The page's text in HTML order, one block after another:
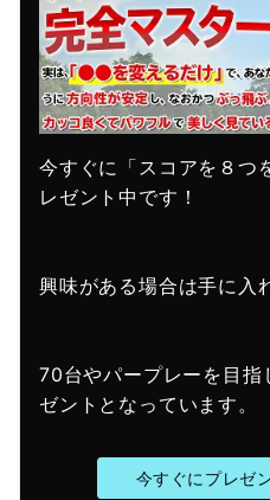
今すぐに「スコアを８つ
レゼント中です！
興味がある場合は手に入
70台やパープレーを目指
ゼントとなっています。
今すぐにプレゼ